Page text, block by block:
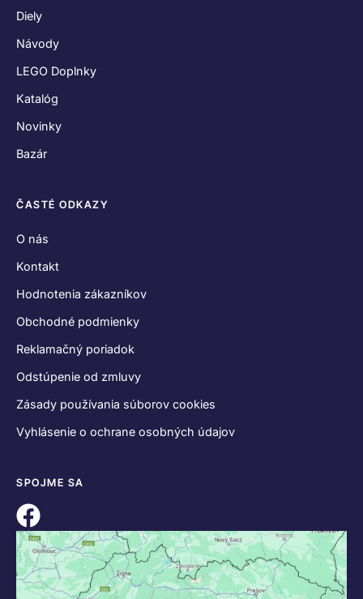
Diely
Návody
LEGO Doplnky
Katalóg
Novinky
Bazár
ČASTÉ ODKAZY
O nás
Kontakt
Hodnotenia zákazníkov
Obchodné podmienky
Reklamačný poriadok
Odstúpenie od zmluvy
Zásady používania súborov cookies
Vyhlásenie o ochrane osobných údajov
SPOJME SA